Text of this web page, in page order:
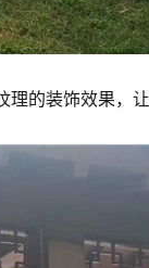
的装饰效果，